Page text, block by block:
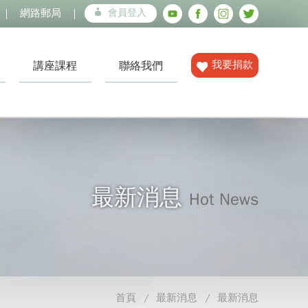
網路郵局 會員登入
講座課程 聯絡我們 我要捐款
最新消息 Hot News
首頁 最新消息 最新消息